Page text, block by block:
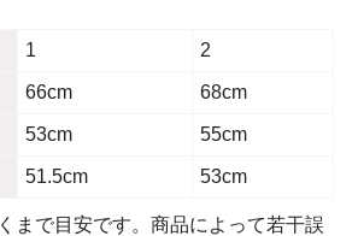
1
2
66cm
68cm
53cm
55cm
51.5cm 53cm
まで目安です。商品によって若干誤